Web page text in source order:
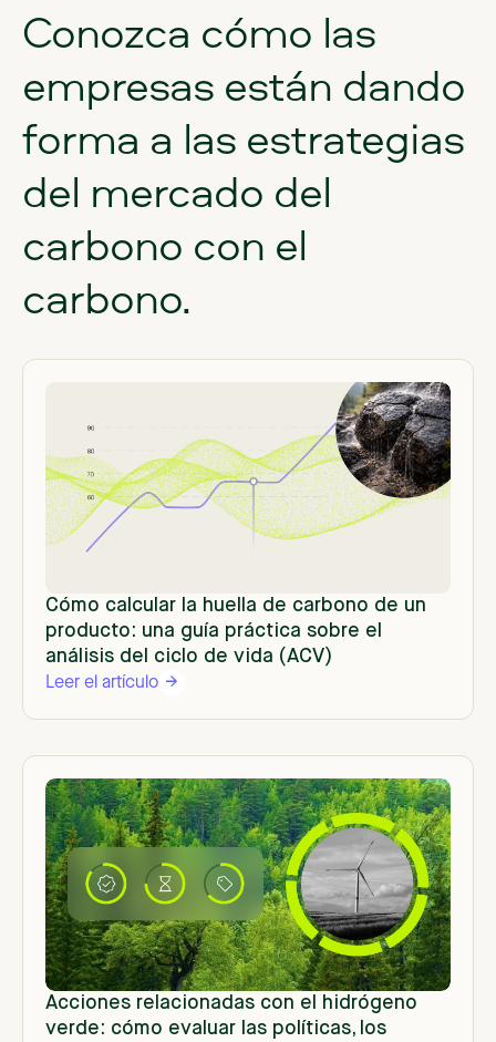
Conozca cómo las
empresas están dando
forma a las estrategias
del mercado del
carbono con el
carbono.
Cómo calcular la huella de carbono de un
producto: una guía práctica sobre el
análisis del ciclo de vida (ACV)
Leer el artículo
Acciones relacionadas con el hidrógeno
verde: cómo evaluar las políticas, los